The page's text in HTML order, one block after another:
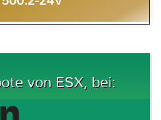
Aktuelle Angebote von ESX, bei: